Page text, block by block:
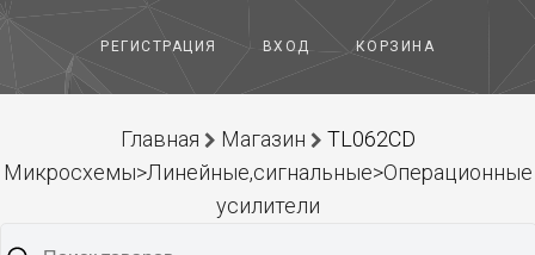
РЕГИСТРАЦИЯ ВХОД КОРЗИНА
Главная Магазин
TL062CD
Микросхемы>Линейные,сигнальные>Операционные
усилители